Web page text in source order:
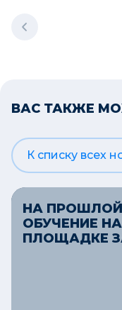
ВАС ТАКЖЕ
К списку всех
НА
ОБУЧЕНИЕ
ПЛОЩАДКЕ